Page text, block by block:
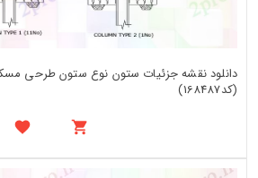
(کد168487)